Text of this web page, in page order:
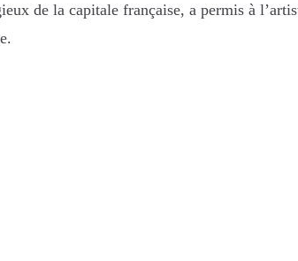
de la capitale française, a permis à